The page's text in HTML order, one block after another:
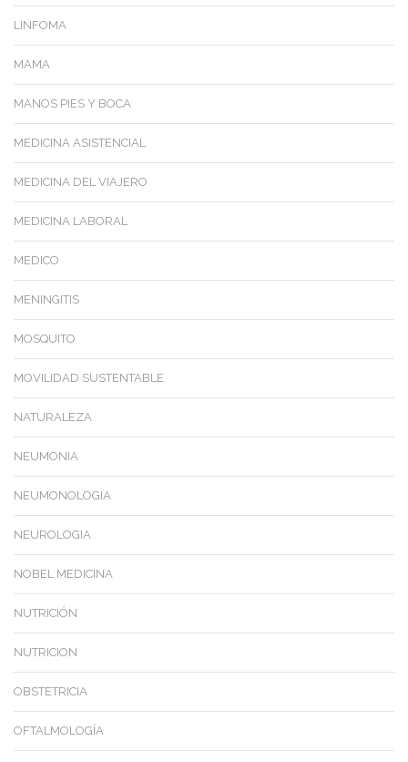
LINFOMA
MAMA
MANOS PIES Y BOCA
MEDICINA ASISTENCIAL
MEDICINA DEL VIAJERO
MEDICINA LABORAL
MEDICO
MENINGITIS
MOSQUITO
MOVILIDAD SUSTENTABLE
NATURALEZA
NEUMONIA
NEUMONOLOGIA
NEUROLOGIA
NOBEL MEDICINA
NUTRICIÓN
NUTRICION
OBSTETRICIA
OFTALMOLOGÍA